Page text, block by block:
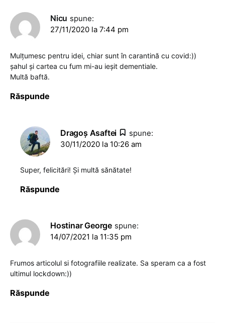
Nicu spune:
27/11/2020 la 7:44 pm
Mulțumesc pentru idei, chiar sunt în carantină cu covid:))
șahul și cartea cu fum mi-au ieșit dementiale.
Multă baftă.
Răspunde
Dragoş Asaftei
spune:
30/11/2020 la 10:26 am
Super, felicitări! Și multă sănătate!
Răspunde
Hostinar George spune:
14/07/2021 la 11:35 pm
Frumos articolul si fotografiile realizate. Sa speram ca a fost
ultimul lockdown:))
Răspunde